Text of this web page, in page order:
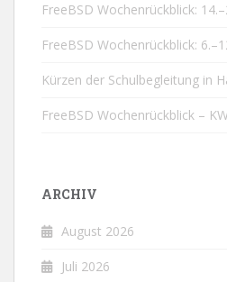
FreeBSD Wochenrückblick:
FreeBSD Wochenrückblick:
Kürzen der Schulbegleitung in
FreeBSD Wochenrückblick –
ARCHIV
August 2026
Juli 2026